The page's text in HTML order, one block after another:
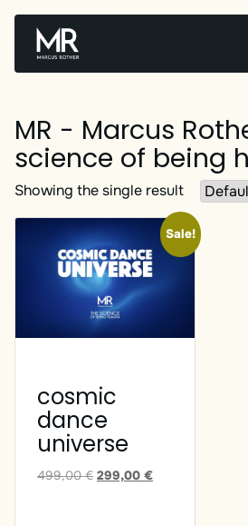
Skip
content
MR - Marcus
science of being
Showing the single result
Sale!
cosmic
dance
universe
499,00€ Original
299,00 €Current